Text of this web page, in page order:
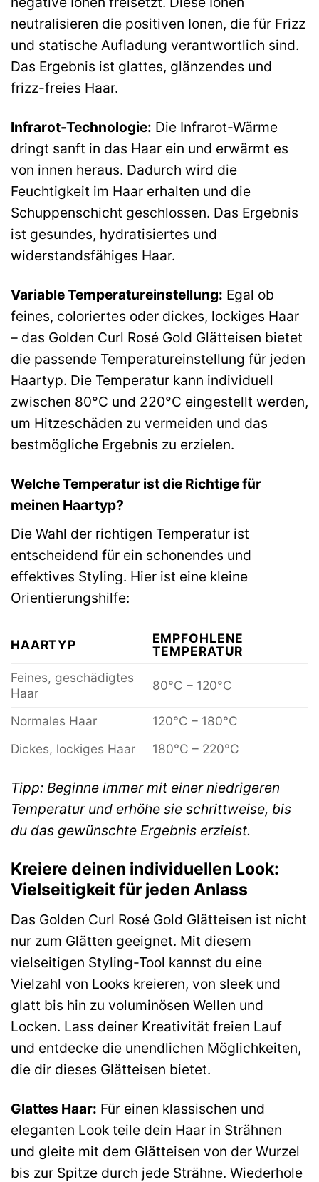
neutralisieren die positiven Ionen, die für Frizz
und statische Aufladung verantwortlich sind.
Das Ergebnis ist glattes, glänzendes und
frizz-freies Haar.
Infrarot-Technologie: Die Infrarot-Wärme
dringt sanft in das Haar ein und erwärmt es
von innen heraus. Dadurch wird die
Feuchtigkeit im Haar erhalten und die
Schuppenschicht geschlossen. Das Ergebnis
ist gesundes, hydratisiertes und
widerstandsfähiges Haar.
Variable Temperatureinstellung: Egal ob
feines, coloriertes oder dickes, lockiges Haar
– das Golden Curl Rosé Gold Glätteisen bietet
die passende Temperatureinstellung für jeden
Haartyp. Die Temperatur kann individuell
zwischen 80°C und 220°C eingestellt werden,
um Hitzeschäden zu vermeiden und das
bestmögliche Ergebnis zu erzielen.
Welche Temperatur ist die Richtige für
meinen Haartyp?
Die Wahl der richtigen Temperatur ist
entscheidend für ein schonendes und
effektives Styling. Hier ist eine kleine
Orientierungshilfe:
HAARTYP
EMPFOHLENE
TEMPERATUR
Feines, geschädigtes
Haar
80°C – 120°C
Normales Haar
120°C – 180°C
Dickes, lockiges Haar
180°C – 220°C
Tipp: Beginne immer mit einer niedrigeren
Temperatur und erhöhe sie schrittweise, bis
du das gewünschte Ergebnis erzielst.
Kreiere deinen individuellen Look:
Vielseitigkeit für jeden Anlass
Das Golden Curl Rosé Gold Glätteisen ist nicht
nur zum Glätten geeignet. Mit diesem
vielseitigen Styling-Tool kannst du eine
Vielzahl von Looks kreieren, von sleek und
glatt bis hin zu voluminösen Wellen und
Locken. Lass deiner Kreativität freien Lauf
und entdecke die unendlichen Möglichkeiten,
die dir dieses Glätteisen bietet.
Glattes Haar: Für einen klassischen und
eleganten Look teile dein Haar in Strähnen
und gleite mit dem Glätteisen von der Wurzel
bis zur Spitze durch jede Strähne. Wiederhole